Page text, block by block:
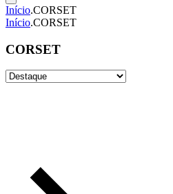
Início.CORSET
Início.CORSET
CORSET